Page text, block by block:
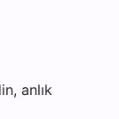
anlık